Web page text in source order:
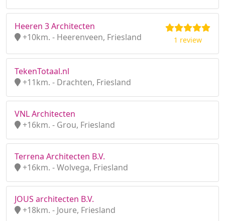
Heeren 3 Architecten
+10km. - Heerenveen, Friesland
1 review
TekenTotaal.nl
+11km. - Drachten, Friesland
VNL Architecten
+16km. - Grou, Friesland
Terrena Architecten B.V.
+16km. - Wolvega, Friesland
JOUS architecten B.V.
+18km. - Joure, Friesland